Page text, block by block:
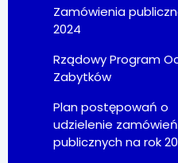
Zamówienia
2024
Rządowy Program
Zabytków
Plan postępowań o
udzielenie zamówień
publicznych na rok